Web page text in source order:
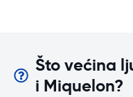
Što većina
i Miquelon?